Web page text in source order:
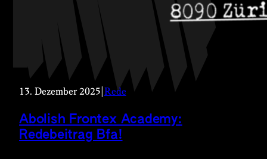
13. Dezember 2025 Rede
Abolish Frontex Academy:
Redebeitrag Bfa!